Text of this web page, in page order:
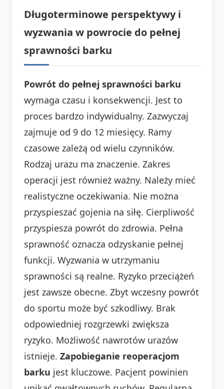
Długoterminowe perspektywy i
wyzwania w powrocie do pełnej
sprawności barku
Powrót do pełnej sprawności barku
wymaga czasu i konsekwencji. Jest to
proces bardzo indywidualny. Zazwyczaj
zajmuje od 9 do 12 miesięcy. Ramy
czasowe zależą od wielu czynników.
Rodzaj urazu ma znaczenie. Zakres
operacji jest również ważny. Należy mieć
realistyczne oczekiwania. Nie można
przyspieszać gojenia na siłę. Cierpliwość
przyspiesza powrót do zdrowia. Pełna
sprawność oznacza odzyskanie pełnej
funkcji. Wyzwania w utrzymaniu
sprawności są realne. Ryzyko przeciążeń
jest zawsze obecne. Zbyt wczesny powrót
do sportu może być szkodliwy. Brak
odpowiedniej rozgrzewki zwiększa
ryzyko. Możliwość nawrotów urazów
istnieje. Zapobieganie reoperacjom
barku jest kluczowe. Pacjent powinien